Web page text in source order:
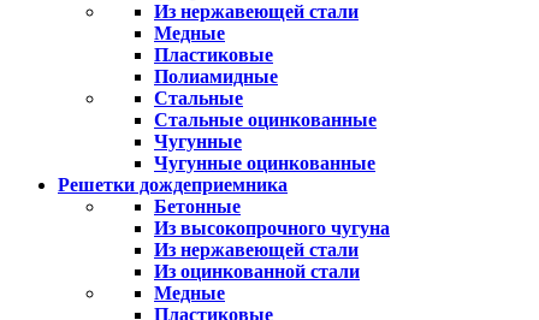
Из нержавеющей стали
Медные
Пластиковые
Полиамидные
Стальные
Стальные оцинкованные
Чугунные
Чугунные оцинкованные
Решетки дождеприемника
Бетонные
Из высокопрочного чугуна
Из нержавеющей стали
Из оцинкованной стали
Медные
Пластиковые